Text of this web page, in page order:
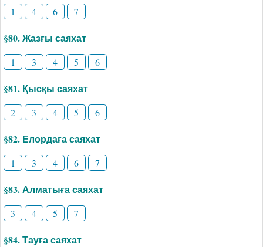
1 4 6 7
§80. Жазғы саяхат
1 3 4 5 6
§81. Қысқы саяхат
2 3 4 5 6
§82. Елордаға саяхат
1 3 4 6 7
§83. Алматыға саяхат
3 4 5 7
§84. Тауға саяхат